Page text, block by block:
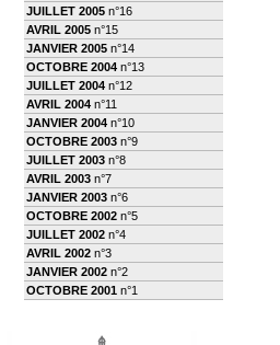
JUILLET 2005 n°16
AVRIL 2005 n°15
JANVIER 2005 n°14
OCTOBRE 2004 n°13
JUILLET 2004 n°12
AVRIL 2004 n°11
JANVIER 2004 n°10
OCTOBRE 2003 n°9
JUILLET 2003 n°8
AVRIL 2003 n°7
JANVIER 2003 n°6
OCTOBRE 2002 n°5
JUILLET 2002 n°4
AVRIL 2002 n°3
JANVIER 2002 n°2
OCTOBRE 2001 n°1